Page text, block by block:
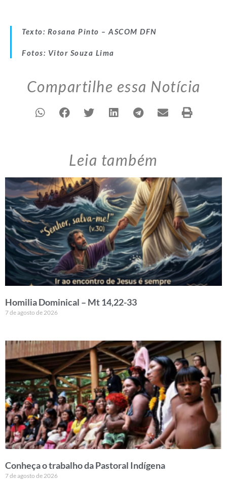
Texto: Rosana Pinto – ASCOM DFN
Fotos: Vitor Souza Lima
Compartilhe essa Notícia
Leia também
Homilia Dominical – Mt 14,22-33
7 de agosto de 2026
Conheça o trabalho da Pastoral Indígena
7 de agosto de 2026